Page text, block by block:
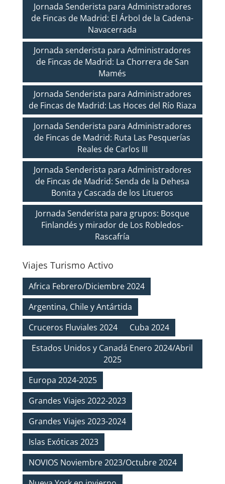
Jornada Senderista para Administradores
de Fincas de Madrid: El Árbol de la Cadena-
Navacerrada
Jornada senderista para Administradores
de Fincas de Madrid: La Chorrera de San
Mamés
Jornada Senderista para Administradores
de Fincas de Madrid: Las Hoces del Río Riaza
Jornada Senderista para Administradores
de Fincas de Madrid: Ruta Las Pesquerías
Reales de Carlos III
Jornada Senderista para Administradores
de Fincas de Madrid: Senda de la Dehesa
Bonita y Cascada de los Litueros
Jornada Senderista para grupos: Bosque
Finlandés y mirador de Los Robledos-
Rascafría
Viajes Turismo Activo
Africa Febrero/Diciembre 2024
Argentina, Chile y Antártida
Cruceros Fluviales 2024
Cuba 2024
Estados Unidos y Canadá Enero 2024/Abril
2025
Europa 2024-2025
Grandes Viajes 2022-2023
Grandes Viajes 2023-2024
Islas Exóticas 2023
NOVIOS Noviembre 2023/Octubre 2024